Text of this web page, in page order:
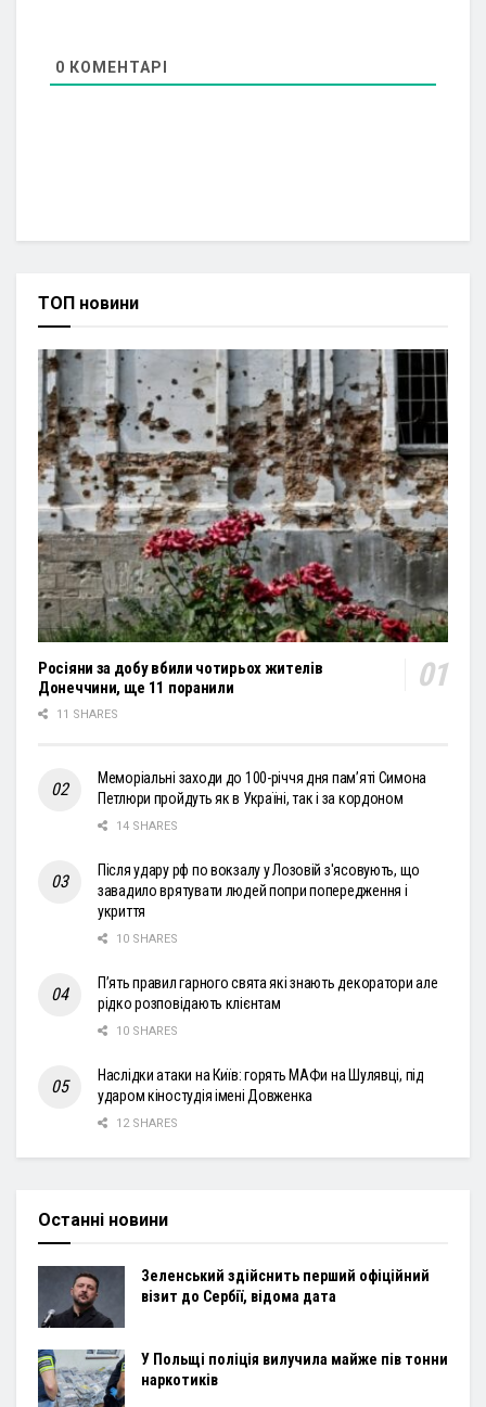
0 КОМЕНТАРІ
ТОП новини
Росіяни за добу вбили чотирьох жителів
Донеччини, ще 11 поранили
11 SHARES
Меморіальні заходи до 100-річчя дня пам’яті Симона
Петлюри пройдуть як в Україні, так і за кордоном
14 SHARES
Після удару рф по вокзалу у Лозовій з'ясовують, що
завадило врятувати людей попри попередження і
укриття
10 SHARES
П’ять правил гарного свята які знають декоратори але
рідко розповідають клієнтам
10 SHARES
Наслідки атаки на Київ: горять МАФи на Шулявці, під
ударом кіностудія імені Довженка
12 SHARES
Останні новини
Зеленський здійснить перший офіційний
візит до Сербії, відома дата
У Польщі поліція вилучила майже пів тонни
наркотиків